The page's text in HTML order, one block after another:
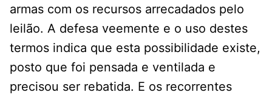
armas com os recursos arrecadados pelo
leilão. A defesa veemente e o uso destes
termos indica que esta possibilidade existe,
posto que foi pensada e ventilada e
precisou ser rebatida. E os recorrentes